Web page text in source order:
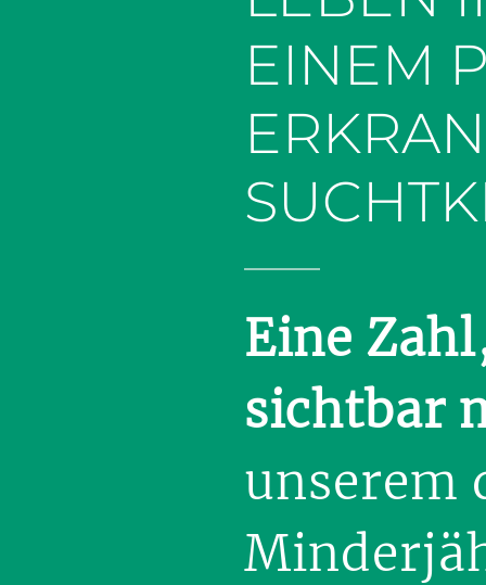
EINEM
Eine
sichtbar
unserem